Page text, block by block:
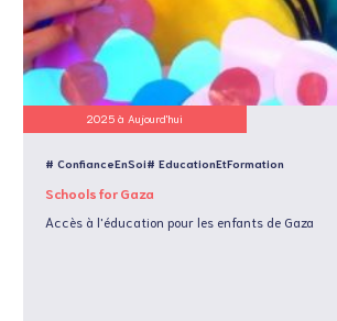
2025 à Aujourd'hui
# ConfianceEnSoi# EducationEtFormation
Schools for Gaza
Accès à l'éducation pour les enfants de Gaza